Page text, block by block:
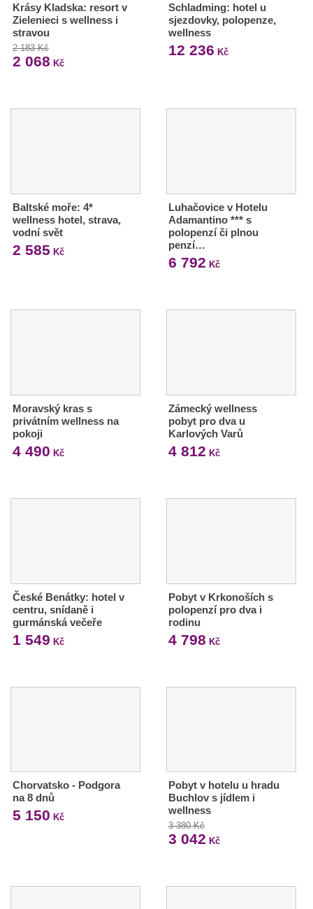
Krásy Kladska: resort v
Zielenieci s wellness i
stravou
2 183 Kč
2 068 Kč
Schladming: hotel u
sjezdovky, polopenze,
wellness
12 236 Kč
Baltské moře: 4*
wellness hotel, strava,
vodní svět
2 585 Kč
Luhačovice v Hotelu
Adamantino *** s
polopenzí či plnou
penzí…
6 792 Kč
Moravský kras s
privátním wellness na
pokoji
4 490 Kč
Zámecký wellness
pobyt pro dva u
Karlových Varů
4 812 Kč
České Benátky: hotel v
centru, snídaně i
gurmánská večeře
1 549 Kč
Pobyt v Krkonoších s
polopenzí pro dva i
rodinu
4 798 Kč
Chorvatsko - Podgora
na 8 dnů
5 150 Kč
Pobyt v hotelu u hradu
Buchlov s jídlem i
wellness
3 380 Kč
3 042 Kč